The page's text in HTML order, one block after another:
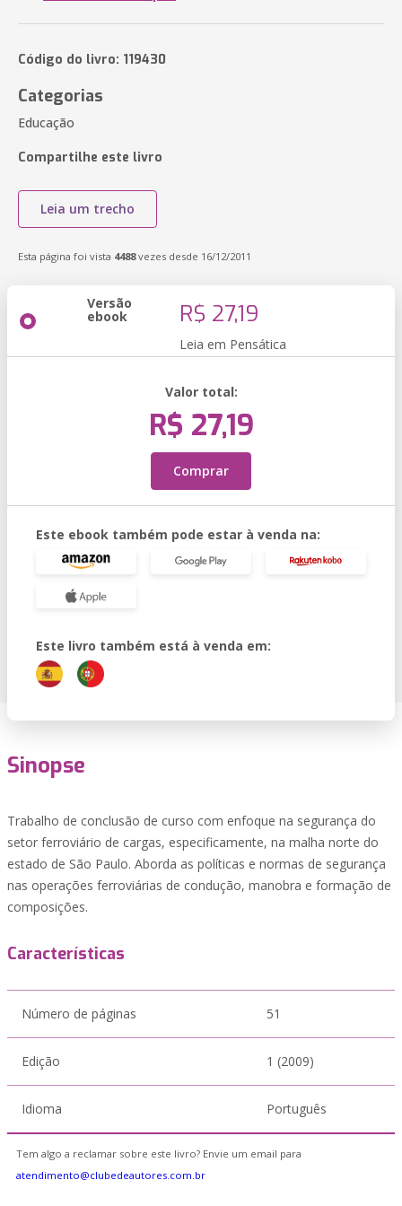
Código do livro: 119430
Categorias
Educação
Compartilhe este livro
Leia um trecho
Esta página foi vista 4488vezes desde 16/12/2011
Versão
ebook R$ 27,19
Leia em Pensática
Valor total:
R$ 27,19
Comprar
Este ebook também pode estar à venda na:
Este livro também está à venda em:
Sinopse
Trabalho de conclusão de curso com enfoque na segurança do
setor ferroviário de cargas, especificamente, na malha norte do
estado de São Paulo. Aborda as políticas e normas de segurança
nas operações ferroviárias de condução, manobra e formação de
composições.
Características
Número de páginas 51
Edição 1 (2009)
Idioma Português
Tem algo a reclamar sobre este livro? Envie um email para
atendimento@clubedeautores.com.br